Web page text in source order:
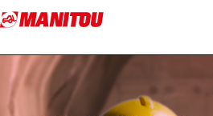
Aller
au
principal